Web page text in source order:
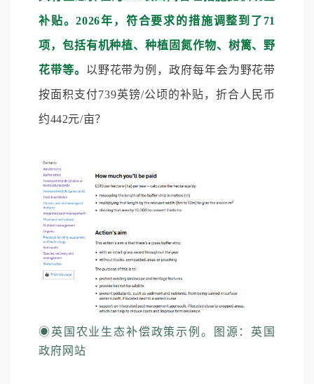
补贴。2026年，符合要求的措施调整到了71
项，包括有机种植、种植固氮作物、树篱、野
花带等。 以野花带为例，政府每年会为野花带
按面积支付739英镑/公顷的补贴，折合人民币
约442元/亩？
◉英国农业生态补偿政策示例。图源：英国
政府网站